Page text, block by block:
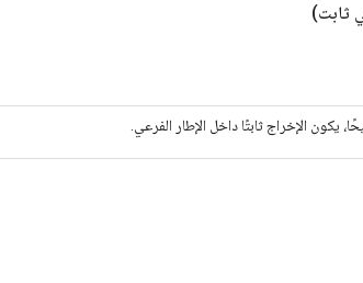
ثابت)
يكون الإخراج ثابتًا داخل الإطار الفرعي.